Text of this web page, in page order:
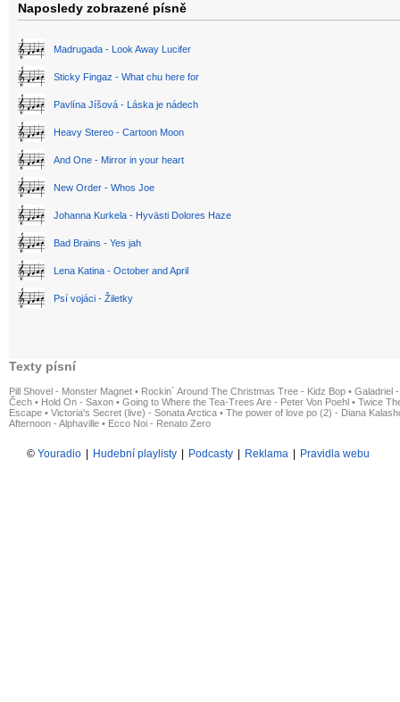
Naposledy zobrazené písně
Madrugada - Look Away Lucifer
Sticky Fingaz - What chu here for
Pavlína Jíšová - Láska je nádech
Heavy Stereo - Cartoon Moon
And One - Mirror in your heart
New Order - Whos Joe
Johanna Kurkela - Hyvästi Dolores Haze
Bad Brains - Yes jah
Lena Katina - October and April
Psí vojáci - Žiletky
Texty písní
Pill Shovel - Monster Magnet • Rockin´ Around The Christmas Tree - Kidz Bop • Galadriel
Čech • Hold On - Saxon • Going to Where the Tea-Trees Are - Peter Von Poehl • Twice
Escape • Victoria's Secret (live) - Sonata Arctica • The power of love po (2) - Diana
Afternoon - Alphaville • Ecco Noi - Renato Zero
© Youradio Hudební playlisty Podcasty Reklama Pravidla webu